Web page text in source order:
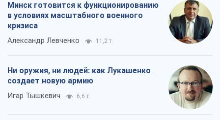
Минск готовится к функционированию
в условиях масштабного военного
кризиса
Александр Левченко 11,2 т.
Ни оружия, ни людей: как Лукашенко
создает новую армию
Игар Тышкевич 6,6 т.